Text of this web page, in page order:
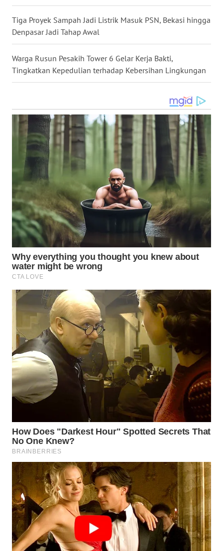
Tiga Proyek Sampah Jadi Listrik Masuk PSN, Bekasi hingga
Denpasar Jadi Tahap Awal
Warga Rusun Pesakih Tower 6 Gelar Kerja Bakti,
Tingkatkan Kepedulian terhadap Kebersihan Lingkungan
WN
DAIRI
DANAU
TOBA
NIAS
WN
LANGKAT
TAPANULI
SELATAN
WN
TANJUNG
LESUNG
WN
KARO
WN
SIMALUNGUN
WN
LABUHANBATU
WN
TAPANULI
TENGAH
SERDANG
WN
TEBING
TINGGI
WN
PAKPAK
WN